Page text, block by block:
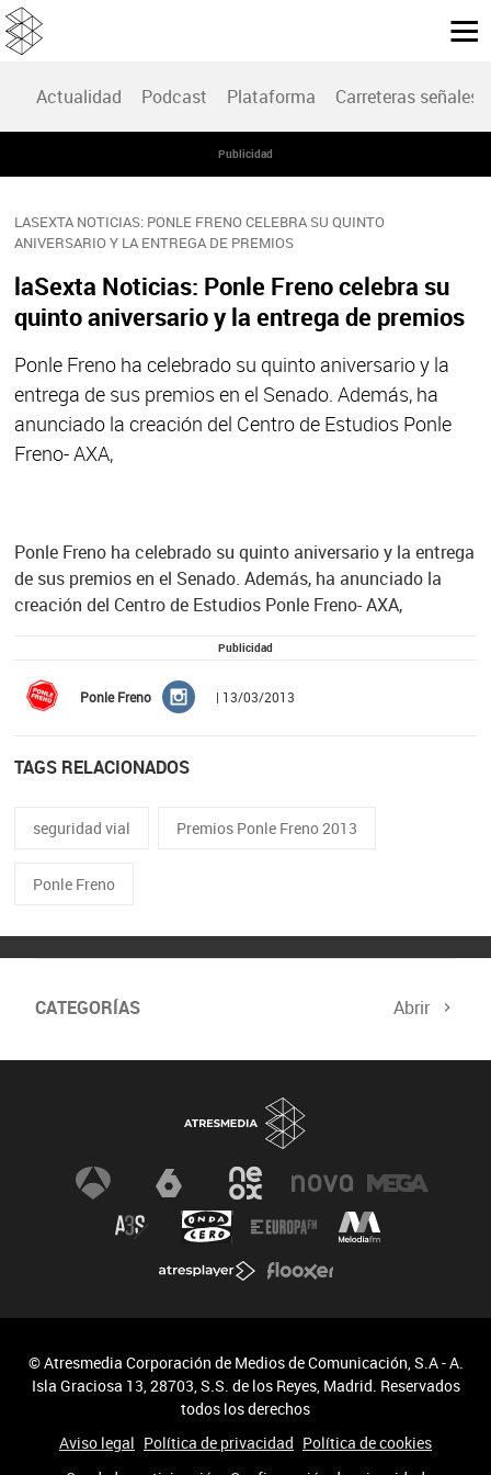
Actualidad Podcast Plataforma Carreteras señales
Publicidad
LASEXTA NOTICIAS: PONLE FRENO CELEBRA SU QUINTO
ANIVERSARIO Y LA ENTREGA DE PREMIOS
laSexta Noticias: Ponle Freno celebra su
quinto aniversario y la entrega de premios
Ponle Freno ha celebrado su quinto aniversario y la
entrega de sus premios en el Senado. Además, ha
anunciado la creación del Centro de Estudios Ponle
Freno- AXA,
Ponle Freno ha celebrado su quinto aniversario y la entrega
de sus premios en el Senado. Además, ha anunciado la
creación del Centro de Estudios Ponle Freno- AXA,
Publicidad
Ponle Freno | 13/03/2013
TAGS RELACIONADOS
seguridad vial Premios Ponle Freno 2013
Ponle Freno
CATEGORÍAS Abrir
© Atresmedia Corporación de Medios de Comunicación, S.A - A.
Isla Graciosa 13, 28703, S.S. de los Reyes, Madrid. Reservados
todos los derechos
Aviso legal Política de privacidad Política de cookies